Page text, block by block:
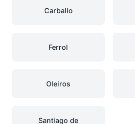
Carballo
Ferrol
Oleiros
Santiago de